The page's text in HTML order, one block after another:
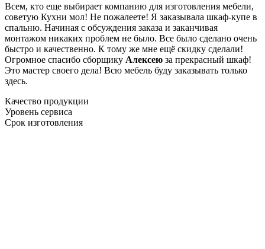
Всем, кто еще выбирает компанию для изготовления мебели,
советую Кухни мол! Не пожалеете! Я заказывала шкаф-купе в
спальню. Начиная с обсуждения заказа и заканчивая
монтажом никаких проблем не было. Все было сделано очень
быстро и качественно. К тому же мне ещё скидку сделали!
Огромное спасибо сборщику Алексею за прекрасный шкаф!
Это мастер своего дела! Всю мебель буду заказывать только
здесь.
Качество продукции
Уровень сервиса
Срок изготовления